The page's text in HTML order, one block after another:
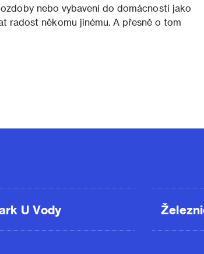
nebo vybavení do domácnosti jako
radost někomu jinému. A přesně o tom
U Vody